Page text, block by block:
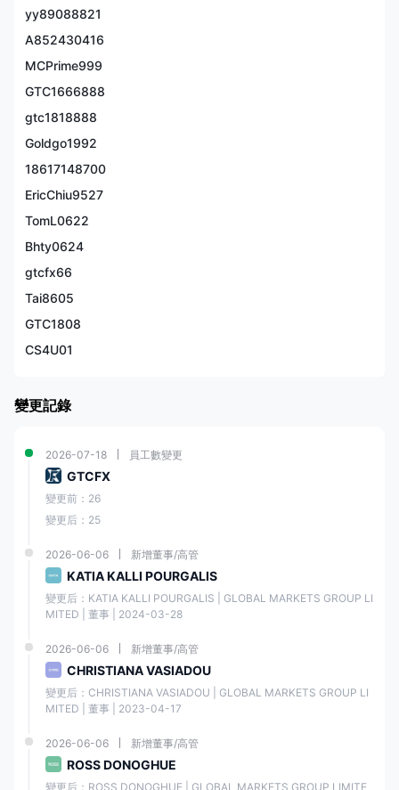
之一 澤匯資本的優勢在於其多樣化的交易工具組合。客戶可以獲得廣泛的
市場覆蓋，不僅包括
選擇使交易者能夠分散他們的投資組合，並在一個屋簷下探索不同的細分
市場。
澤匯資本提供兩種主要類型的交易賬戶：
直保持在較低水平，最低存款要求為
初學者和臨時交易者都可以使用。除了真實交易賬戶，客戶還可以使用
擬賬戶測試交易環境並練習他們的交易技巧。
在交易平台方面， 澤匯資本為客戶提供行業領先的解決方案之間的選擇：
MetaTrader 4、MetaTrader 5 和 cTrader
交易平台，使交易者能夠相互學習並分享策略。
在客戶服務方面， 澤匯資本提供多種溝通渠道，包括電子郵件、電話和在
線聊天，確保客戶在有疑問或問題時可以輕鬆聯繫到他們。
這是該經紀人官方網站的主頁：
是 澤匯資本合法還是騙局？
運營，持有監管許可證號 988925。
司有限公司，受瓦努阿圖金融服務委員會 (vfsc) 監管，監管許可證號為
40354。
優點和缺點
澤匯資本是一家在阿拉伯聯合酋長國註冊的成熟外匯經紀商。它提供多種
交易工具、最低存款額低的可用賬戶選項，並支持流行的交易平台。 澤匯
資本促進社交交易並提供 24/7 全天候客戶支持。但是，交易者應考慮有限
的交易工具範圍，並對監管框架進行盡職調查。
優點
澤匯資本提供多樣化的交易工
具，為交易者提供在不同市場
會。
提供的交易工具範圍 澤匯
yy89088821
A852430416
MCPrime999
GTC1666888
gtc1818888
Goldgo1992
18617148700
EricChiu9527
TomL0622
Bhty0624
gtcfx66
Tai8605
GTC1808
CS4U01
變更記錄
2026-07-18 員工數變更
GTCFX
變更前：26
變更后：25
2026-06-06 新增董事/高管
KATIA KALLI POURGALIS
變更后：KATIA KALLI POURGALIS | GLOBAL MARKETS GROUP LI
MITED | 董事 | 2024-03-28
2026-06-06 新增董事/高管
CHRISTIANA VASIADOU
變更后：CHRISTIANA VASIADOU | GLOBAL MARKETS GROUP LI
MITED | 董事 | 2023-04-17
2026-06-06 新增董事/高管
ROSS DONOGHUE
變更后：ROSS DONOGHUE | GLOBAL MARKETS GROUP LIMITE